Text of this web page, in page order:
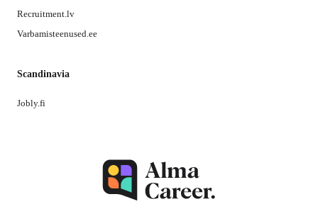
Recruitment.lv
Varbamisteenused.ee
Scandinavia
Jobly.fi